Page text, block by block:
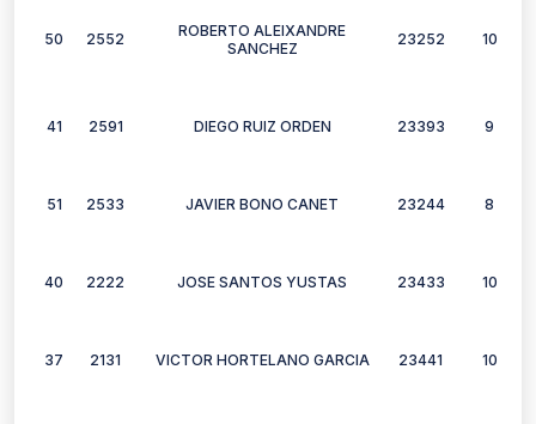
50 2552
ROBERTO ALEIXANDRE
SANCHEZ
23252 10
41 2591 DIEGO RUIZ ORDEN 23393 9
51 2533 JAVIER BONO CANET 23244 8
40 2222 JOSE SANTOS YUSTAS 23433 10
37 2131 VICTOR HORTELANO GARCIA 23441 10